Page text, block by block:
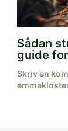
Sådan
guide
Skriv en